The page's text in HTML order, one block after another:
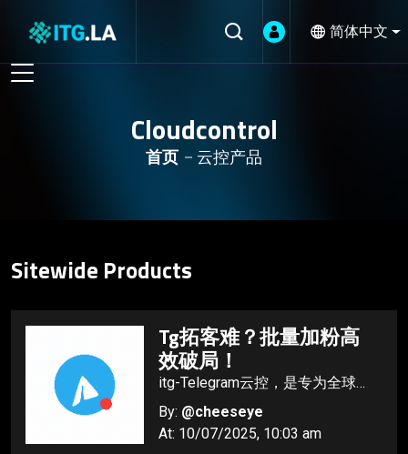
简体中文
Cloudcontrol
首页 云控产品
Sitewide Products
Tg拓客难？批量加粉高
效破局！
itg-Telegram云控，是专为全球企
业、营销机构、品牌运营者量身定
制的自动化拓客神器。
By: @cheeseye
At: 10/07/2025, 10:03 am